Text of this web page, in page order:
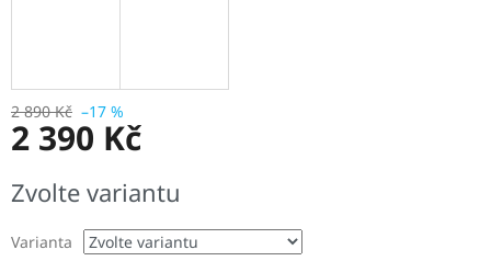
2 890 Kč –17 %
2 390 Kč
cena:
Zvolte variantu
Varianta